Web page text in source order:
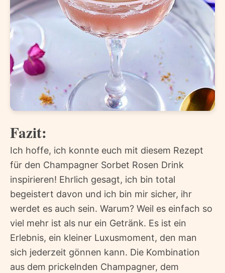
Fazit:
Ich hoffe, ich konnte euch mit diesem Rezept
für den Champagner Sorbet Rosen Drink
inspirieren! Ehrlich gesagt, ich bin total
begeistert davon und ich bin mir sicher, ihr
werdet es auch sein. Warum? Weil es einfach so
viel mehr ist als nur ein Getränk. Es ist ein
Erlebnis, ein kleiner Luxusmoment, den man
sich jederzeit gönnen kann. Die Kombination
aus dem prickelnden Champagner, dem